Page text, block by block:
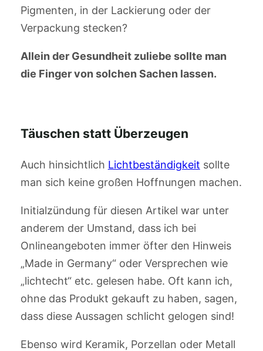
Pigmenten, in der Lackierung oder der
Verpackung stecken?
Allein der Gesundheit zuliebe sollte man
die Finger von solchen Sachen lassen.
Täuschen statt Überzeugen
Auch hinsichtlich Lichtbeständigkeit sollte
man sich keine großen Hoffnungen machen.
Initialzündung für diesen Artikel war unter
anderem der Umstand, dass ich bei
Onlineangeboten immer öfter den Hinweis
„Made in Germany“ oder Versprechen wie
„lichtecht“ etc. gelesen habe. Oft kann ich,
ohne das Produkt gekauft zu haben, sagen,
dass diese Aussagen schlicht gelogen sind!
Ebenso wird Keramik, Porzellan oder Metall